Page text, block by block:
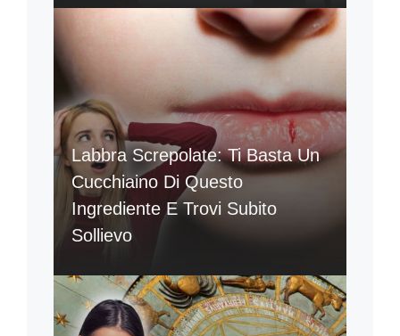
Labbra Screpolate: Ti Basta Un
Cucchiaino Di Questo
Ingrediente E Trovi Subito
Sollievo